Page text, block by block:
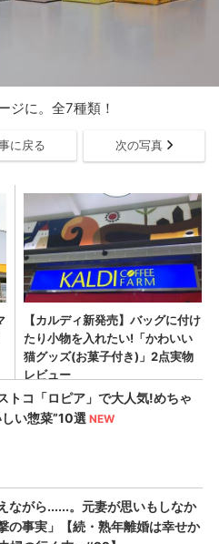
ジに。全7種類！
に戻る 次の写真